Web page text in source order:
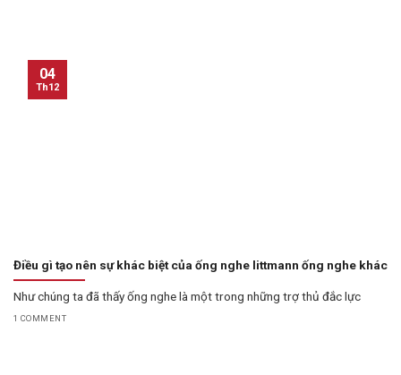
Điều gì tạo nên sự khác biệt của ống nghe littmann ống nghe khác
Như chúng ta đã thấy ống nghe là một trong những trợ thủ đắc lực
1 COMMENT
04
Th12